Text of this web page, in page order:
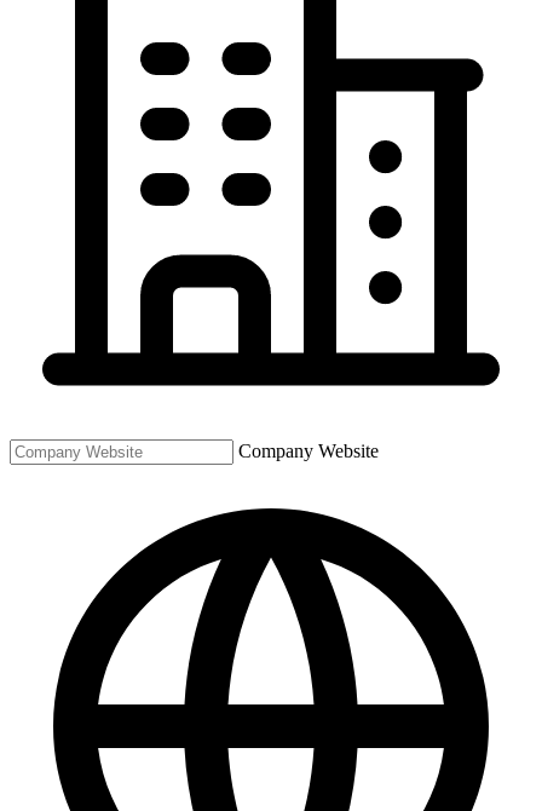
Company Website